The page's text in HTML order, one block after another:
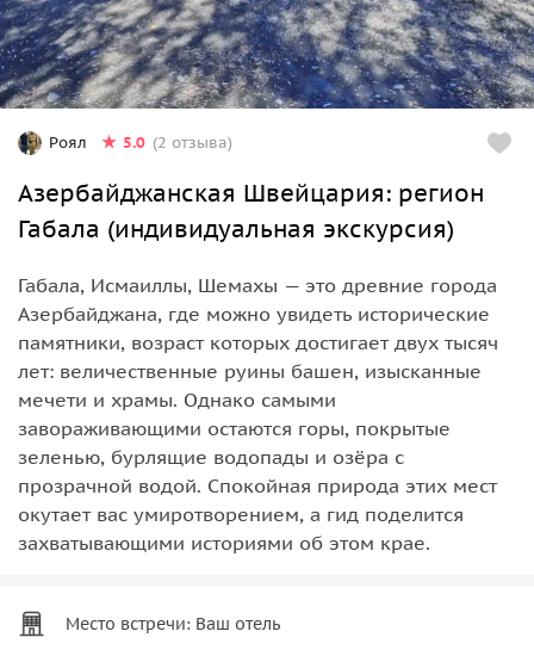
Роял 5.0 (2 отзыва)
Азербайджанская Швейцария: регион
Габала (индивидуальная экскурсия)
Габала, Исмаиллы, Шемахы — это древние города
Азербайджана, где можно увидеть исторические
памятники, возраст которых достигает двух тысяч
лет: величественные руины башен, изысканные
мечети и храмы. Однако самыми
завораживающими остаются горы, покрытые
зеленью, бурлящие водопады и озёра с
прозрачной водой. Спокойная природа этих мест
окутает вас умиротворением, а гид поделится
захватывающими историями об этом крае.
Место встречи: Ваш отель